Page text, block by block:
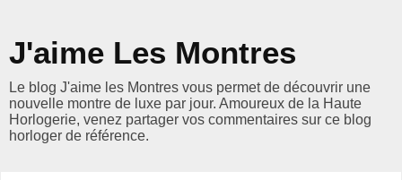
J'aime Les Montres
Le blog J'aime les Montres vous permet de découvrir une
nouvelle montre de luxe par jour. Amoureux de la Haute
Horlogerie, venez partager vos commentaires sur ce blog
horloger de référence.